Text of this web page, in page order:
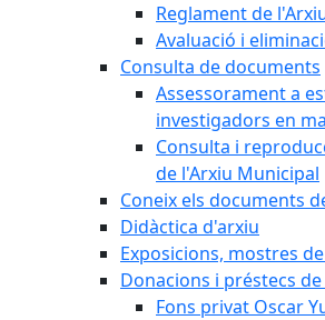
Reglament de
Avaluació i
Consulta de documents
Assessorament a
investigadors en
Consulta i
de l'Arxiu Municipal
Coneix els documents
Didàctica d'arxiu
Exposicions, mostres
Donacions i préstecs
Fons privat Oscar